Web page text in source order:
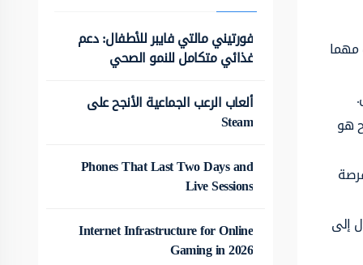
مهما
هو
إلى
فورتيني مالتي فايبر للأطفال: دعم
غذائي متكامل للنمو الصحي
ألعاب الرعب الجماعية الأنجح على
Steam
Phones That Last Two Days and
Live Sessions
Internet Infrastructure for Online
Gaming in 2026